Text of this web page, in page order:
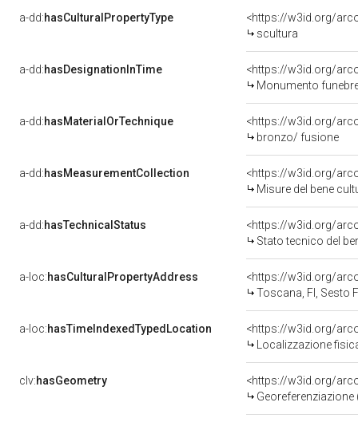
a-dd:hasCulturalPropertyType
<https://w3id.org/
scultura
a-dd:hasDesignationInTime
Monumento
a-dd:hasMaterialOrTechnique
<https://w3id.org/
bronzo/ fusione
a-dd:hasMeasurementCollection
<https://w3id.org/
Misure del bene
a-dd:hasTechnicalStatus
<https://w3id.org/
Stato tecnico del
a-loc:hasCulturalPropertyAddress
<https://w3id.org/
Toscana, FI, Sesto
a-loc:hasTimeIndexedTypedLocation
<https://w3id.org/
Localizzazione
clv:hasGeometry
<https://w3id.org/